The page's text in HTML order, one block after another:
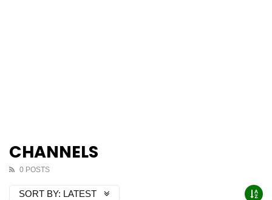
CHANNELS
0 POSTS
SORT BY: LATEST